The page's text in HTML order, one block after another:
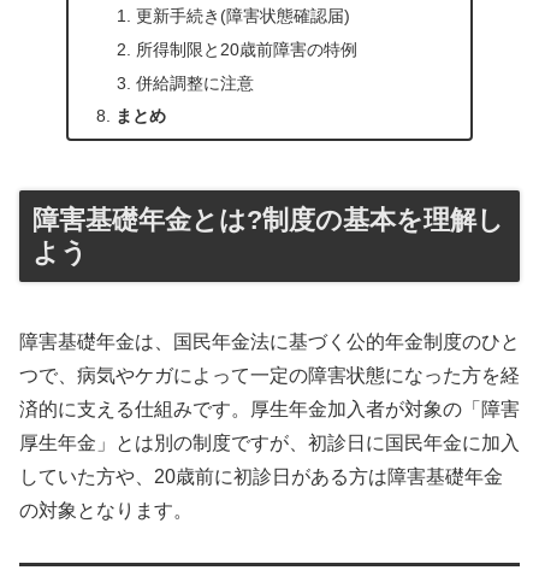
更新手続き(障害状態確認届)
所得制限と20歳前障害の特例
併給調整に注意
まとめ
障害基礎年金とは?制度の基本を理解し
よう
障害基礎年金は、国民年金法に基づく公的年金制度のひと
つで、病気やケガによって一定の障害状態になった方を経
済的に支える仕組みです。厚生年金加入者が対象の「障害
厚生年金」とは別の制度ですが、初診日に国民年金に加入
していた方や、20歳前に初診日がある方は障害基礎年金
の対象となります。